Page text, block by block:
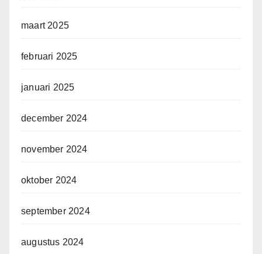
maart 2025
februari 2025
januari 2025
december 2024
november 2024
oktober 2024
september 2024
augustus 2024